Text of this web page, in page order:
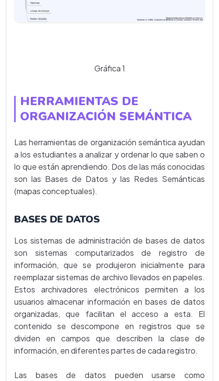
Gráfica 1
HERRAMIENTAS DE
ORGANIZACIÓN SEMÁNTICA
Las herramientas de organización semántica ayudan
a los estudiantes a analizar y ordenar lo que saben o
lo que están aprendiendo. Dos de las más conocidas
son las Bases de Datos y las Redes Semánticas
(mapas conceptuales).
BASES DE DATOS
Los sistemas de administración de bases de datos
son sistemas computarizados de registro de
información, que se produjeron inicialmente para
reemplazar sistemas de archivo llevados en papeles.
Estos archivadores electrónicos permiten a los
usuarios almacenar información en bases de datos
organizadas, que facilitan el acceso a esta. El
contenido se descompone en registros que se
dividen en campos que describen la clase de
información, en diferentes partes de cada registro.
Las bases de datos pueden usarse como